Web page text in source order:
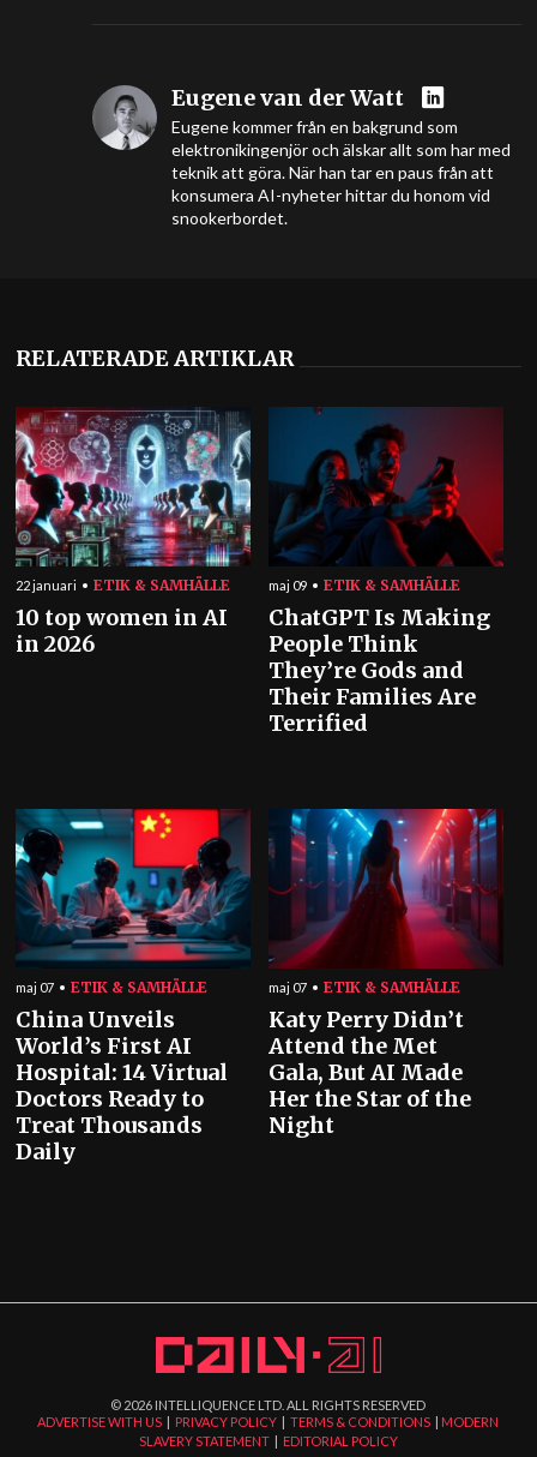
Eugene van der Watt
Eugene kommer från en bakgrund som
elektronikingenjör och älskar allt som har med
teknik att göra. När han tar en paus från att
konsumera AI-nyheter hittar du honom vid
snookerbordet.
RELATERADE ARTIKLAR
22 januari ETIK & SAMHÄLLE
10 top women in AI
in 2026
maj 09 ETIK & SAMHÄLLE
ChatGPT Is Making
People Think
They’re Gods and
Their Families Are
Terrified
maj 07 ETIK & SAMHÄLLE
China Unveils
World’s First AI
Hospital: 14 Virtual
Doctors Ready to
Treat Thousands
Daily
maj 07 ETIK & SAMHÄLLE
Katy Perry Didn’t
Attend the Met
Gala, But AI Made
Her the Star of the
Night
© 2026 INTELLIQUENCE LTD. ALL RIGHTS RESERVED
ADVERTISE WITH US | PRIVACY POLICY |TERMS & CONDITIONS | MODERN
SLAVERY STATEMENT| EDITORIAL POLICY